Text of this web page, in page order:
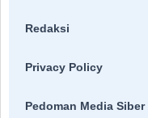
Redaksi
Privacy Policy
Pedoman Media Siber